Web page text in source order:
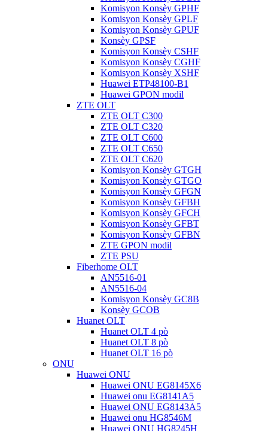
Komisyon Konsèy GPHF
Komisyon Konsèy GPLF
Komisyon Konsèy GPUF
Konsèy GPSF
Komisyon Konsèy CSHF
Komisyon Konsèy CGHF
Komisyon Konsèy XSHF
Huawei ETP48100-B1
Huawei GPON modil
ZTE OLT
ZTE OLT C300
ZTE OLT C320
ZTE OLT C600
ZTE OLT C650
ZTE OLT C620
Komisyon Konsèy GTGH
Komisyon Konsèy GTGO
Komisyon Konsèy GFGN
Komisyon Konsèy GFBH
Komisyon Konsèy GFCH
Komisyon Konsèy GFBT
Komisyon Konsèy GFBN
ZTE GPON modil
ZTE PSU
Fiberhome OLT
AN5516-01
AN5516-04
Komisyon Konsèy GC8B
Konsèy GCOB
Huanet OLT
Huanet OLT 4 pò
Huanet OLT 8 pò
Huanet OLT 16 pò
ONU
Huawei ONU
Huawei ONU EG8145X6
Huawei onu EG8141A5
Huawei ONU EG8143A5
Huawei onu HG8546M
Huawei ONU HG8245H